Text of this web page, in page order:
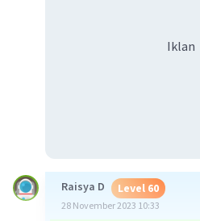
Iklan
Raisya D Level 60
28 November 2023 10:33